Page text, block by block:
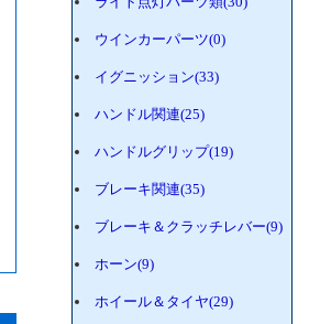
ウインカーパーツ(0)
イグニッション(33)
ハンドル関連(25)
ハンドルグリップ(19)
ブレーキ関連(35)
ブレーキ＆クラッチレバー(9)
ホーン(9)
ホイール＆タイヤ(29)